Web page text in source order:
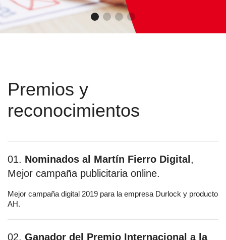
Premios y
reconocimientos
01. Nominados al Martín Fierro Digital ,
Mejor campaña publicitaria online.
Mejor campaña digital 2019 para la empresa Durlock y producto
AH.
02. Ganador del Premio Internacional a la